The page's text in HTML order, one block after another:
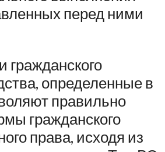
перед ними
гражданского
определенные в
правильно
гражданского
права, исходя из